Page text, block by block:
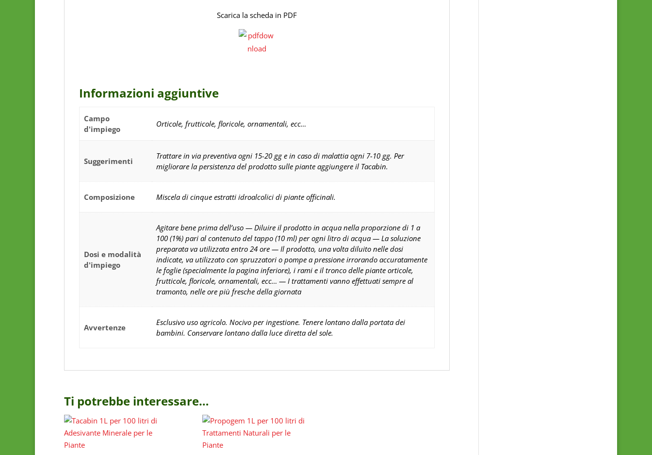
Scarica la scheda in PDF
Informazioni aggiuntive
Campo
d'impiego
Orticole, frutticole, floricole, ornamentali, ecc…
Suggerimenti
Trattare in via preventiva ogni 15-20 gg e in caso di malattia ogni 7-10 gg. Per
migliorare la persistenza del prodotto sulle piante aggiungere il Tacabin.
Composizione Miscela di cinque estratti idroalcolici di piante officinali.
Dosi e modalità
d'impiego
Agitare bene prima dell’uso — Diluire il prodotto in acqua nella proporzione di 1 a
100 (1%) pari al contenuto del tappo (10 ml) per ogni litro di acqua — La soluzione
preparata va utilizzata entro 24 ore — Il prodotto, una volta diluito nelle dosi
indicate, va utilizzato con spruzzatori o pompe a pressione irrorando accuratamente
le foglie (specialmente la pagina inferiore), i rami e il tronco delle piante orticole,
frutticole, floricole, ornamentali, ecc… — I trattamenti vanno effettuati sempre al
tramonto, nelle ore più fresche della giornata
Avvertenze
Esclusivo uso agricolo. Nocivo per ingestione. Tenere lontano dalla portata dei
bambini. Conservare lontano dalla luce diretta del sole.
Ti potrebbe interessare…